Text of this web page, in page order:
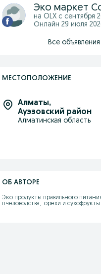
на OLX с сентября
Онлайн 29 июля
Все
МЕСТОПОЛОЖЕНИЕ
Алматы,
Ауэзовский район
Алматинская область
ОБ АВТОРЕ
Эко продукты правильного
пчеловодства,  орехи и